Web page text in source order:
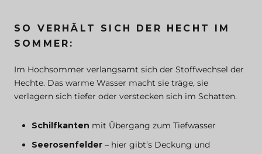
SO VERHÄLT SICH DER HECHT IM
SOMMER:
Im Hochsommer verlangsamt sich der Stoffwechsel der
Hechte. Das warme Wasser macht sie träge, sie
verlagern sich tiefer oder verstecken sich im Schatten.
Schilfkanten mit Übergang zum Tiefwasser
Seerosenfelder – hier gibt’s Deckung und